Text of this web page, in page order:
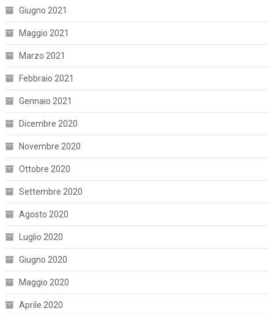
Giugno 2021
Maggio 2021
Marzo 2021
Febbraio 2021
Gennaio 2021
Dicembre 2020
Novembre 2020
Ottobre 2020
Settembre 2020
Agosto 2020
Luglio 2020
Giugno 2020
Maggio 2020
Aprile 2020